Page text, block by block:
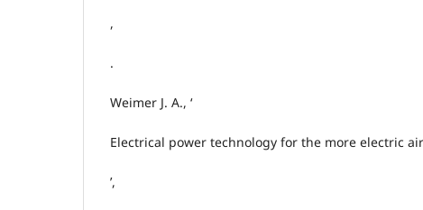
,
.
Weimer J. A., ‘
Electrical power technology for the more electric
’,